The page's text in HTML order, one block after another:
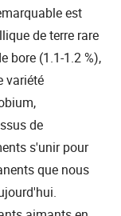
est
de terre rare
bore (1.1-1.2 %),
variété
de
s'unir pour
que nous